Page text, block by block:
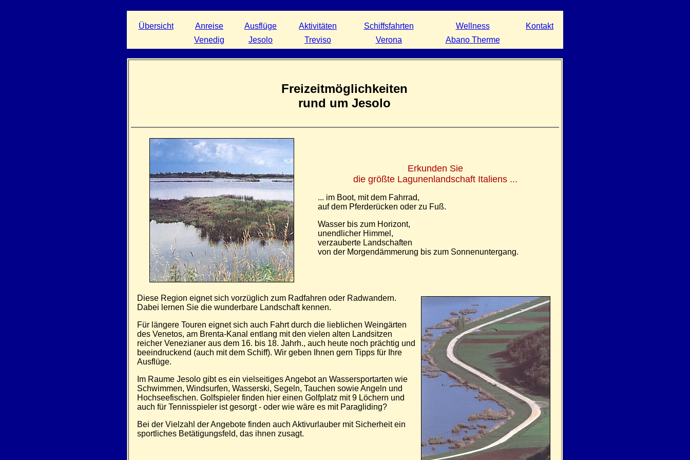
Übersicht Anreise Ausflüge Aktivitäten Schiffsfahrten Wellness
Kontakt
Venedig
Jesolo Treviso Verona Abano Therme
Freizeitmöglichkeiten
rund um Jesolo
Erkunden Sie
die größte Lagunenlandschaft Italiens ...
... im Boot, mit dem Fahrrad,
auf dem Pferderücken oder zu Fuß.
Wasser bis zum Horizont,
unendlicher Himmel,
verzauberte Landschaften
von der Morgendämmerung bis zum Sonnenuntergang.
Diese Region eignet sich vorzüglich zum Radfahren oder Radwandern.
Dabei lernen Sie die wunderbare Landschaft kennen.
Für längere Touren eignet sich auch Fahrt durch die lieblichen Weingärten
des Venetos, am Brenta-Kanal entlang mit den vielen alten Landsitzen
reicher Venezianer aus dem 16. bis 18. Jahrh., auch heute noch prächtig und
beeindruckend (auch mit dem Schiff). Wir geben Ihnen gern Tipps für Ihre
Ausflüge.
Im Raume Jesolo gibt es ein vielseitiges Angebot an Wassersportarten wie
Schwimmen, Windsurfen, Wasserski, Segeln, Tauchen sowie Angeln und
Hochseefischen. Golfspieler finden hier einen Golfplatz mit 9 Löchern und
auch für Tennisspieler ist gesorgt - oder wie wäre es mit Paragliding?
Bei der Vielzahl der Angebote finden auch Aktivurlauber mit Sicherheit ein
sportliches Betätigungsfeld, das ihnen zusagt.